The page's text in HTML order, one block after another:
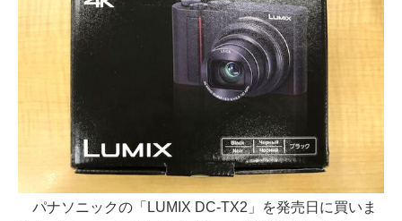
パナソニックの「LUMIX DC-TX2」を発売日に買いま